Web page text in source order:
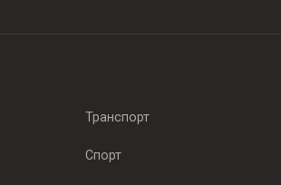
Транспорт
Спорт